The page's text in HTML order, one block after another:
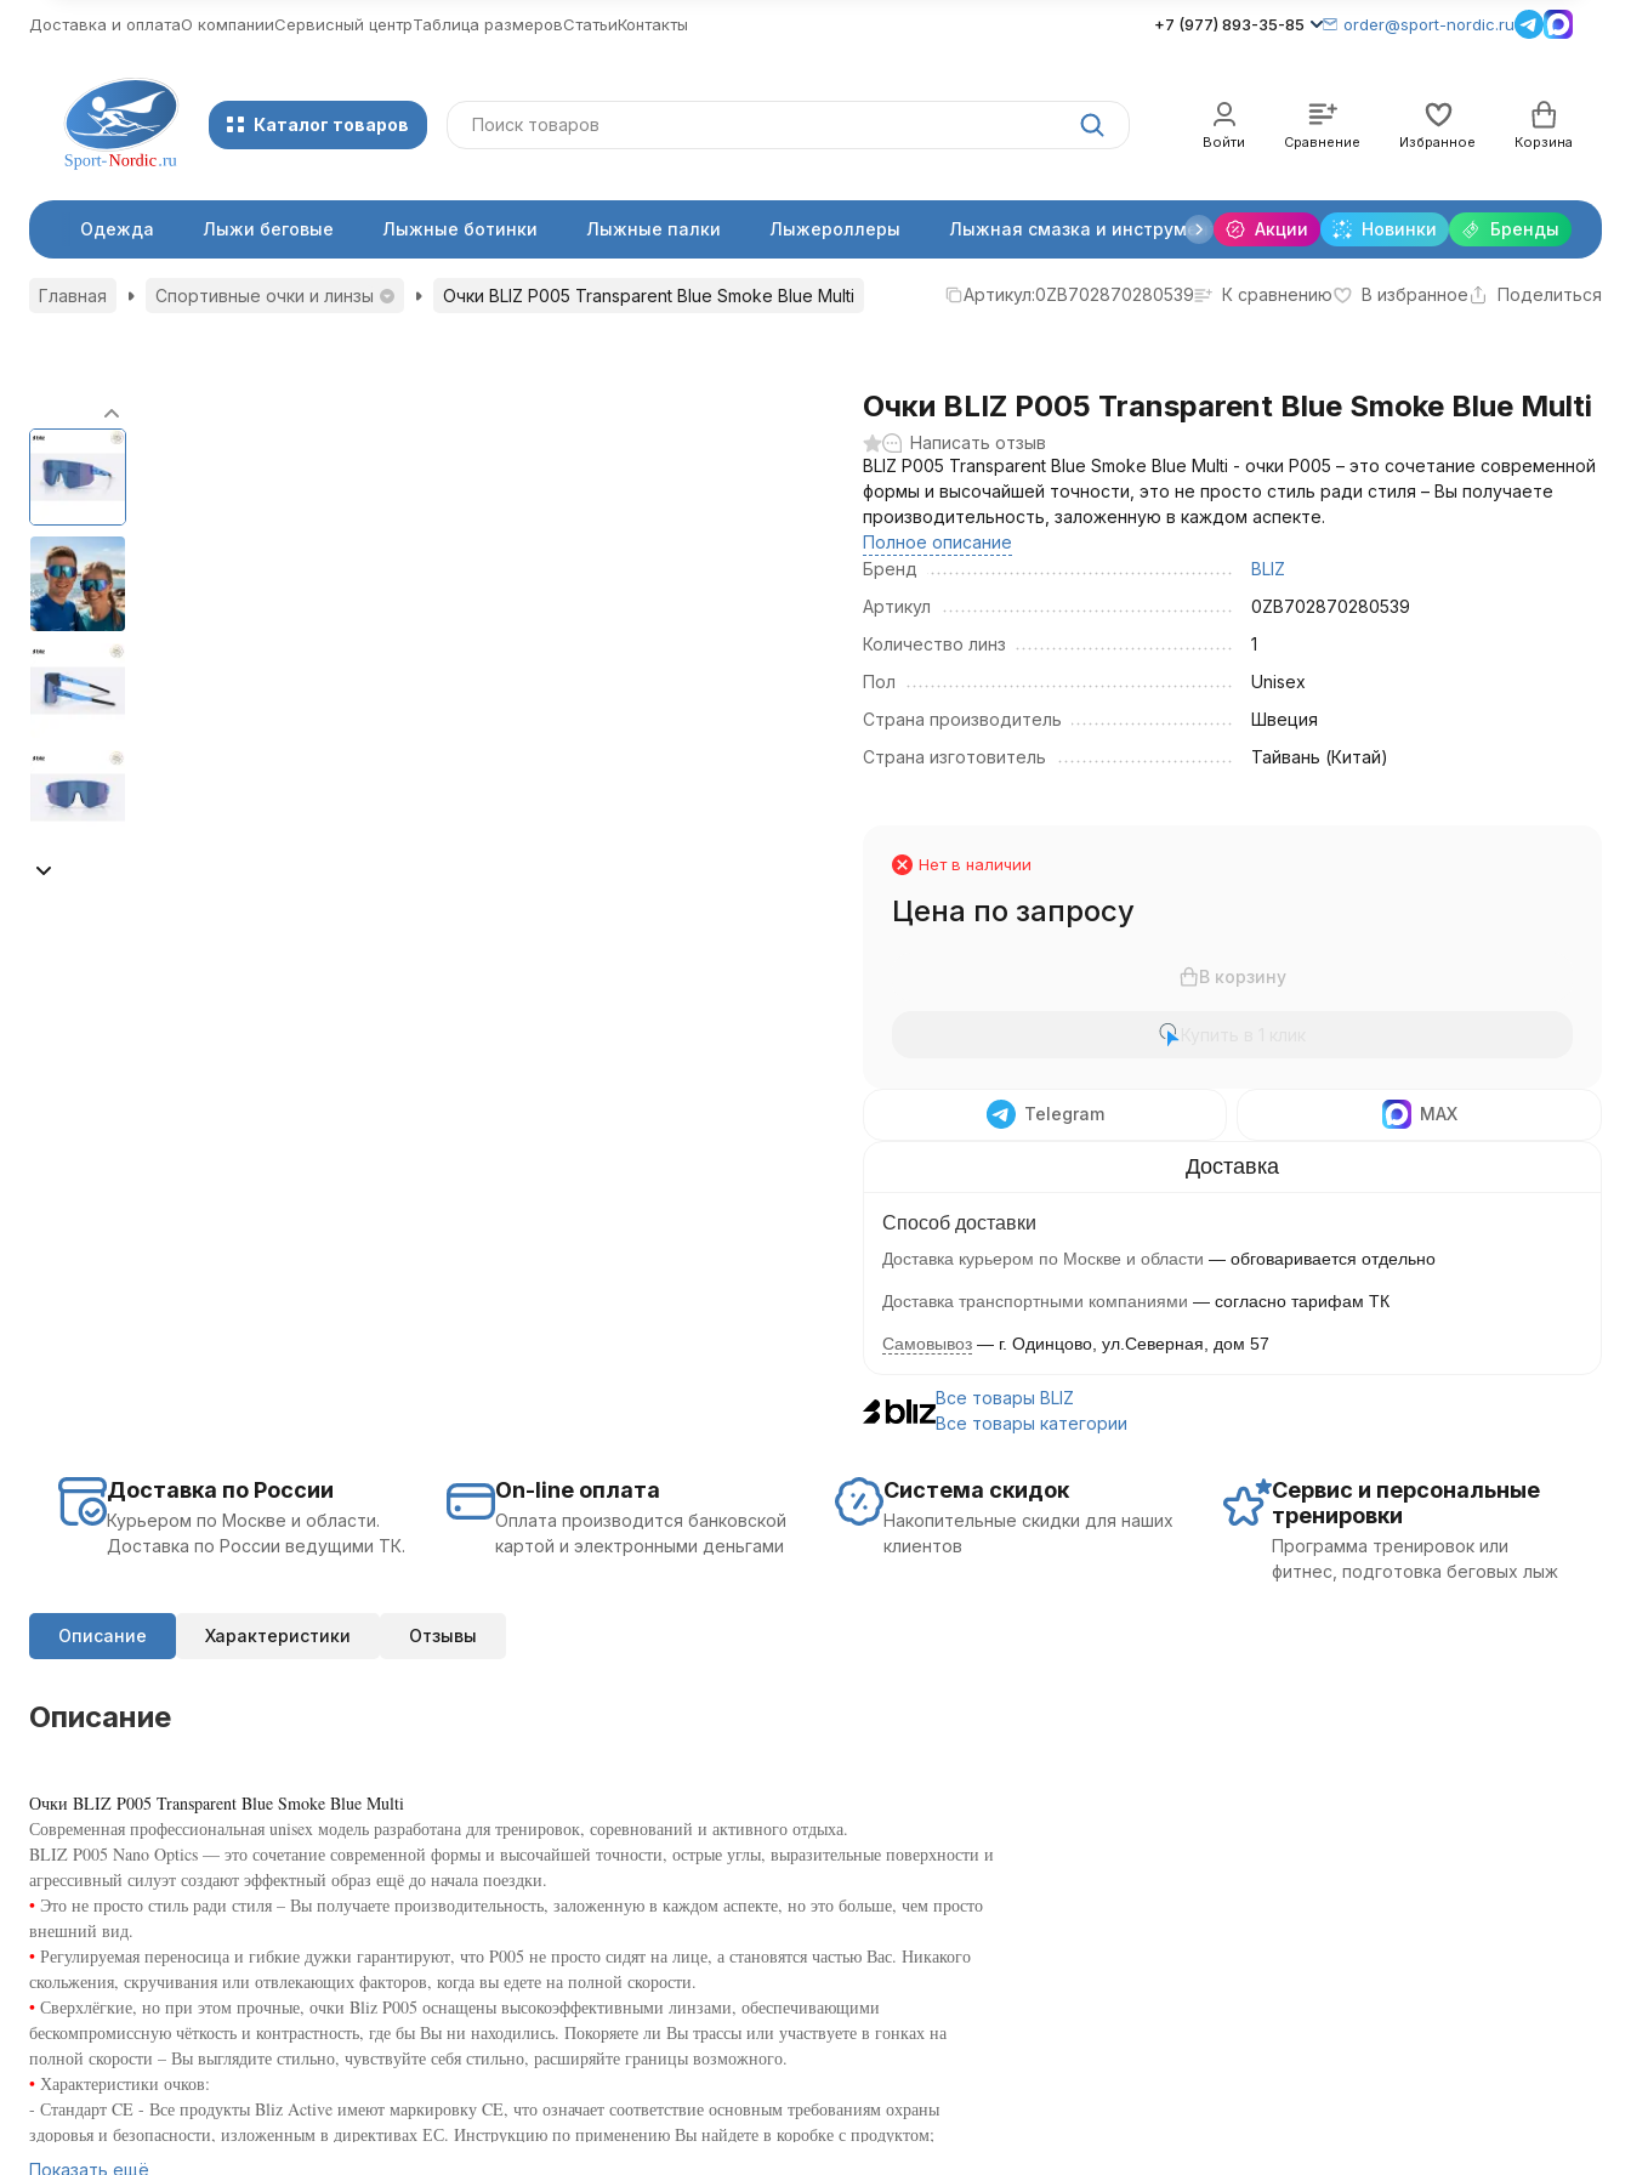
Доставка и оплатаО компанииСервисный центрТаблица размеровСтатьиКонтакты +7 (977) 893-35-85 order@sport-nordic.ru
Каталог товаров
Войти Сравнение Избранное Корзина
Акции Новинки Бренды
Одежда Лыжи беговые Лыжные ботинки Лыжные палки Лыжероллеры Лыжная смазка и инструменты Крепления лыжные Очки и линзы
Главная Спортивные очки и линзы Очки BLIZ P005 Transparent Blue Smoke Blue Multi Артикул:0ZB702870280539 К сравнению В избранное Поделиться
Очки BLIZ P005 Transparent Blue Smoke Blue Multi
Написать отзыв
BLIZ P005 Transparent Blue Smoke Blue Multi - очки P005 – это сочетание современной
формы и высочайшей точности, это не просто стиль ради стиля – Вы получаете
производительность, заложенную в каждом аспекте.
Полное описание
Бренд
BLIZ
Артикул
0ZB702870280539
Количество линз
1
Пол
Unisex
Страна производитель
Швеция
Страна изготовитель
Тайвань (Китай)
Нет в наличии
Цена по запросу
В корзину
Telegram MAX
Способ доставки
Доставка курьером по Москве и области обговаривается отдельно
Доставка транспортными компаниями согласно тарифам ТК
Самовывоз г. Одинцово, ул.Северная, дом 57
Все товары BLIZ
Все товары категории
Доставка по России
Курьером по Москве и области.
Доставка по России ведущими ТК.
On-line оплата
Оплата производится банковской
картой и электронными деньгами
Система скидок
Накопительные скидки для наших
клиентов
Сервис и персональные
тренировки
Программа тренировок или
фитнес, подготовка беговых лыж
Описание Характеристики Отзывы
Описание
Очки BLIZ P005 Transparent Blue Smoke Blue Multi
Современная профессиональная unisex модель разработана для тренировок, соревнований и активного отдыха.
BLIZ P005 Nano Optics — это сочетание современной формы и высочайшей точности, острые углы, выразительные поверхности и
агрессивный силуэт создают эффектный образ ещё до начала поездки.
• Это не просто стиль ради стиля – Вы получаете производительность, заложенную в каждом аспекте, но это больше, чем просто
внешний вид.
• Регулируемая переносица и гибкие дужки гарантируют, что P005 не просто сидят на лице, а становятся частью Вас. Никакого
скольжения, скручивания или отвлекающих факторов, когда вы едете на полной скорости.
• Сверхлёгкие, но при этом прочные, очки Bliz P005 оснащены высокоэффективными линзами, обеспечивающими
бескомпромиссную чёткость и контрастность, где бы Вы ни находились. Покоряете ли Вы трассы или участвуете в гонках на
полной скорости – Вы выглядите стильно, чувствуйте себя стильно, расширяйте границы возможного.
• Характеристики очков:
- Стандарт CE - Все продукты Bliz Active имеют маркировку CE, что означает соответствие основным требованиям охраны
здоровья и безопасности, изложенным в директивах ЕС. Инструкцию по применению Вы найдете в коробке с продуктом;
- Очки Bliz Active со 100 % защитой от УФ-излучения - эффективно защищают Ваши глаза от вредных лучей UVA и UVB;
Показать ещё